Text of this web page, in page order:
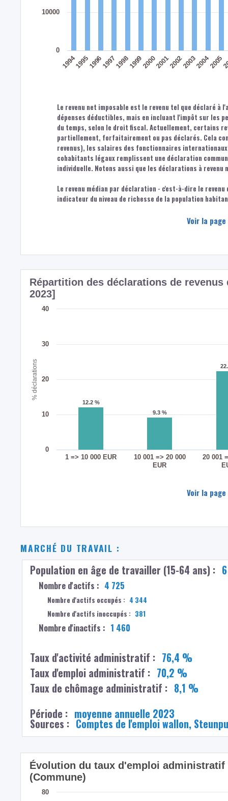
199419951996199719981999200020012002200320042005
0
10000
Le revenu net imposable est le revenu tel que déclaré
dépenses déductibles, mais en incluant l'impôt sur les
du temps, selon le droit fiscal. Actuellement, certains
partiellement, forfaitairement ou pas déclarés. Cela
revenus), les salaires des fonctionnaires
cohabitants légaux remplissent une déclaration
individuelle. Notons aussi que les déclarations à
Le revenu médian par déclaration - c'est-à-dire le
indicateur du niveau de richesse de la population
Voir la
% déclarations
Répartition des déclarations de revenus
2023]
1 => 10 000 EUR
10 001 => 20 000
EUR
20 001
0
10
20
30
40
12.2 %
12.2 %
9.3 %
9.3 %
Voir la
MARCHÉ DU TRAVAIL :
Population en âge de travailler (15-64 ans) :
Nombre d'actifs : 4 725
Nombre d'actifs occupés : 4 344
Nombre d'actifs inoccupés : 381
Nombre d'inactifs : 1 460
Taux d'activité administratif : 76,4 %
Taux d'emploi administratif : 70,2 %
Taux de chômage administratif : 8,1 %
Période : moyenne annuelle 2023
Sources : Comptes de l'emploi wallon,
Évolution du taux d'emploi administratif
(Commune)
80